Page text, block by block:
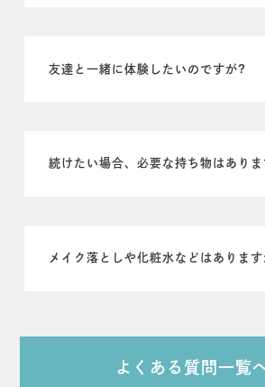
友達と一緒に体験したいのですが?
続けたい場合、必要な持ち物はありま
メイク落としや化粧水などはあります
よくある質問一覧